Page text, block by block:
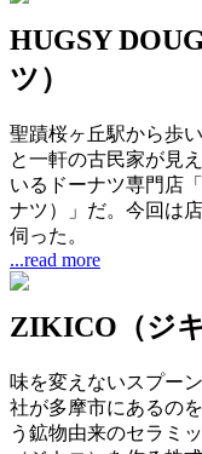
HUGSY
ツ）
聖蹟桜ヶ丘駅から歩
と一軒の古民家が見
いるドーナツ専門店
ナツ）」だ。今回は
伺った。
...read more
ZIKICO（ジ
味を変えないスプー
社が多摩市にあるの
う鉱物由来のセラミ